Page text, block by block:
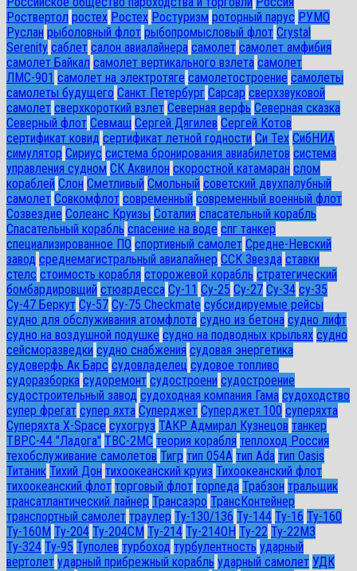
Роствертол ростех Ростех Ростуризм роторный парус РУМО
Руслан рыболовный флот рыбопромысловый флот Сrystal
Serenity саблет салон авиалайнера самолет самолет амфибия
самолет Байкал самолет вертикального взлета самолет
ЛМС-901 самолет на электротяге самолетостроение самолеты
самолеты будущего Санкт Петербург Сарсар сверхзвуковой
самолет сверхкороткий взлет Северная верфь Северная сказка
Северный флот Севмаш Сергей Дягилев Сергей Котов
сертификат ковид сертификат летной годности Си Тех СибНИА
симулятор Сириус система бронирования авиабилетов система
управления судном СК Аквилон скоростной катамаран слом
кораблей Слон Сметливый Смольный советский двухпалубный
самолет Совкомфлот современный современный военный флот
Созвездие Солеанс Круизы Соталия спасательный корабль
Спасательный корабль спасение на воде спг танкер
специализированное ПО спортивный самолет Средне-Невский
завод среднемагистральный авиалайнер ССК Звезда ставки
стелс стоимость корабля сторожевой корабль стратегический
бомбардировщий стюардесса Су-11 Су-25 Су-27 Су-34 су-35
Су-47 Беркут Су-57 Су-75 Checkmate субсидируемые рейсы
судно для обслуживания атомфлота судно из бетона судно лифт
судно на воздушной подушке судно на подводных крыльях судно
сейсморазведки судно снабжения судовая энергетика
судоверфь Ак Барс судовладелец судовое топливо
судоразборка судоремонт судостроени судостроение
судостроительный завод судоходная компания Гама судоходство
супер фрегат супер яхта Суперджет Суперджет 100 суперяхта
Суперяхта X-Space сухогруз ТАКР Адмирал Кузнецов танкер
ТВРС-44 "Ладога" ТВС-2МС теория корабля теплоход Россия
техобслуживание самолетов Тигр тип 054А тип Ada тип Oasis
Титаник Тихий Дон тихоокеанский круиз Тихоокеанский флот
тихоокеанский флот торговый флот торпеда Трабзон тральщик
трансатлантический лайнер Трансаэро ТрансКонтейнер
транспортный самолет траулер Ту-130/136 Ту-144 Ту-16 Ту-160
Ту-160М Ту-204 Ту-204СМ Ту-214 Ту-214ОН Ту-22 Ту-22М3
Ту-324 Ту-95 Туполев турбоход турбулентность ударный
вертолет ударный прибрежный корабль ударный самолет УДК